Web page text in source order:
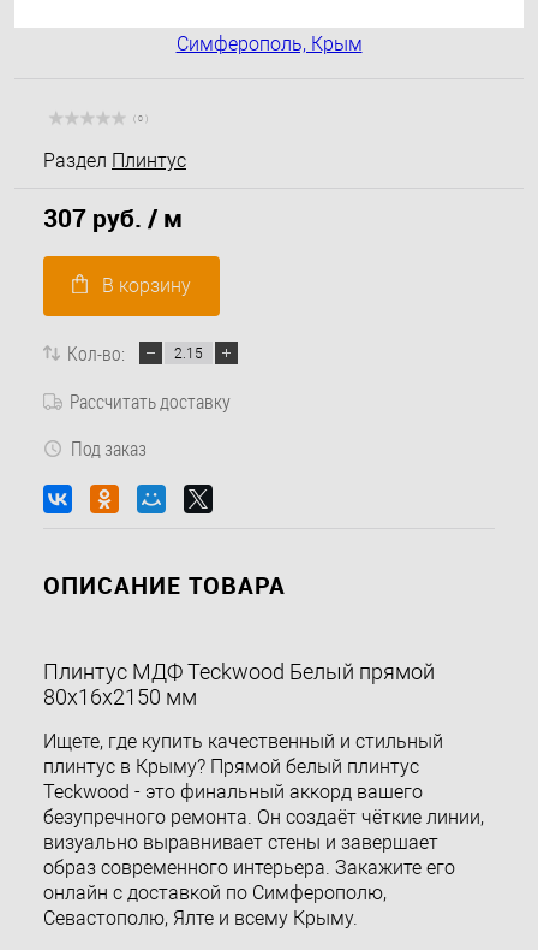
( 0 )
Раздел Плинтус
307 руб. / м
В корзину
Кол-во:
Рассчитать доставку
Под заказ
ОПИСАНИЕ ТОВАРА
Плинтус МДФ Teckwood Белый прямой
80х16х2150 мм
Ищете, где купить качественный и стильный
плинтус в Крыму? Прямой белый плинтус
Teckwood - это финальный аккорд вашего
безупречного ремонта. Он создаёт чёткие линии,
визуально выравнивает стены и завершает
образ современного интерьера. Закажите его
онлайн с доставкой по Симферополю,
Севастополю, Ялте и всему Крыму.